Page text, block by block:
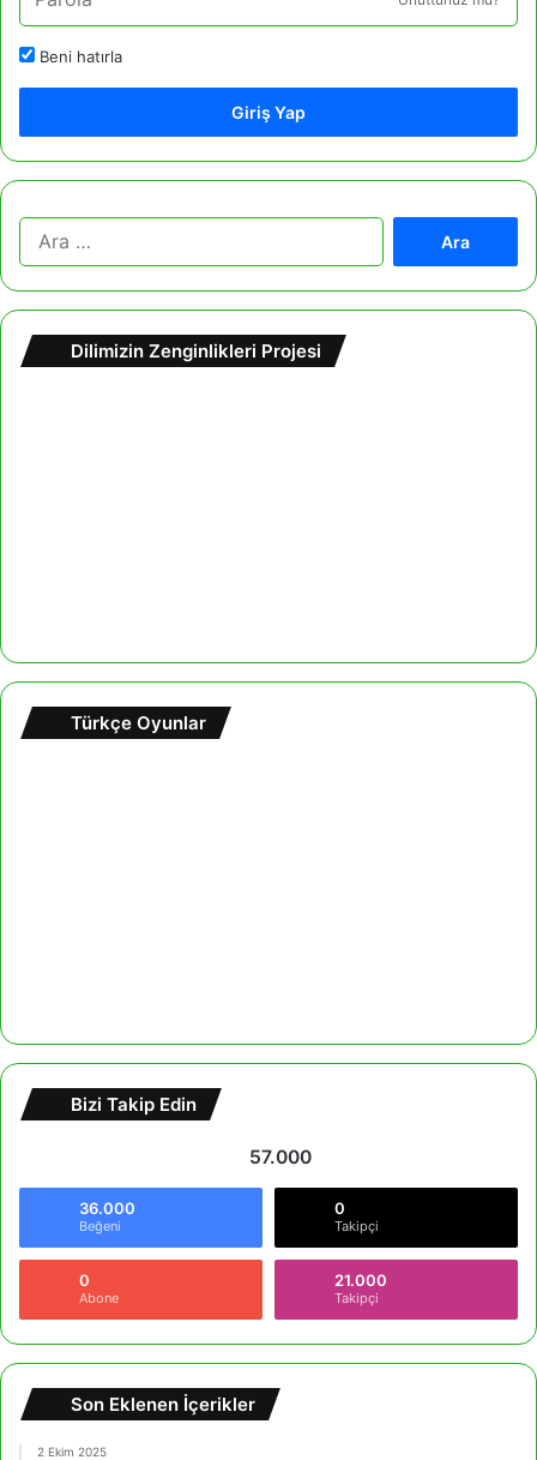
Beni hatırla
Giriş Yap
Dilimizin Zenginlikleri Projesi
Türkçe Oyunlar
Bizi Takip Edin
57.000
36.000
Beğeni
0
Takipçi
0
Abone
21.000
Takipçi
Son Eklenen İçerikler
2 Ekim 2025